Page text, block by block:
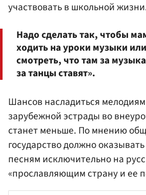
участвовать в школьной
Надо сделать так, чтобы
ходить на уроки музыки
смотреть, что там за
за танцы ставят».
Шансов насладиться
зарубежной эстрады во
станет меньше. По мнению
государство должно
песням исключительно на
«прославляющим страну и ее